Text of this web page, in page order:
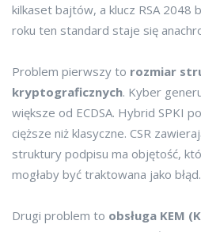
kilkaset bajtów, a klucz RSA 2048
roku ten standard staje się
Problem pierwszy to rozmiar
kryptograficznych. Kyber
większe od ECDSA. Hybrid SPKI
cięższe niż klasyczne. CSR
struktury podpisu ma objętość,
mogłaby być traktowana jako błąd.
Drugi problem to obsługa KEM